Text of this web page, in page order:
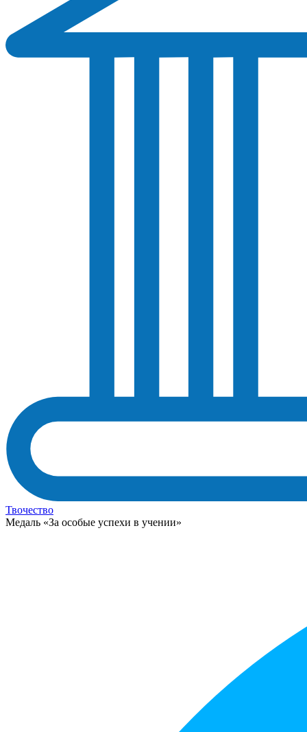
Твочество
Медаль «За особые успехи в учении»